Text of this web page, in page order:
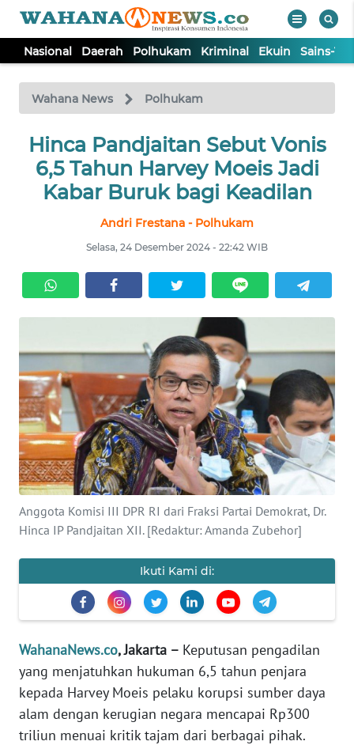
Nasional Daerah Polhukam Kriminal Ekuin Sains-
Wahana News Polhukam
Hinca Pandjaitan Sebut Vonis
6,5 Tahun Harvey Moeis Jadi
Kabar Buruk bagi Keadilan
Andri Frestana - Polhukam
Selasa, 24 Desember 2024 - 22:42 WIB
Anggota Komisi III DPR RI dari Fraksi Partai Demokrat, Dr.
Hinca IP Pandjaitan XII. [Redaktur: Amanda Zubehor]
Ikuti Kami di:
WahanaNews.co, Jakarta – Keputusan pengadilan
yang menjatuhkan hukuman 6,5 tahun penjara
kepada Harvey Moeis pelaku korupsi sumber daya
alam dengan kerugian negara mencapai Rp300
triliun menuai kritik tajam dari berbagai pihak.
TV
Tutup
NASIONAL
DAERAH
KRIMINAL
EKUIN
KESEHATAN
INTERNASIONAL
SERBA-SERBI
PENDIDIKAN
OLAHRAGA
EDITORIAL
Informasi